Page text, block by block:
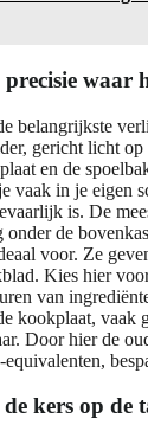
waar
belangrijkste
gericht licht
en de
vaak in je eigen
is. De
de
voor. Ze
Kies hier
van
kookplaat, vaak
Door hier de
kers op de